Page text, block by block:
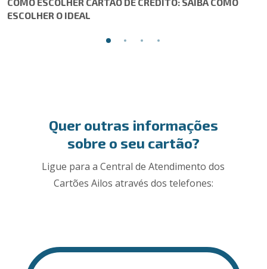
ESCOLHER O IDEAL
Quer outras informações
sobre o seu cartão?
Ligue para a Central de Atendimento dos
Cartões Ailos através dos telefones: